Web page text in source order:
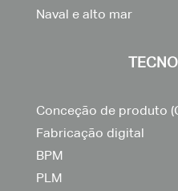
Naval e alto mar
Conceção de produto
Fabricação digital
BPM
PLM